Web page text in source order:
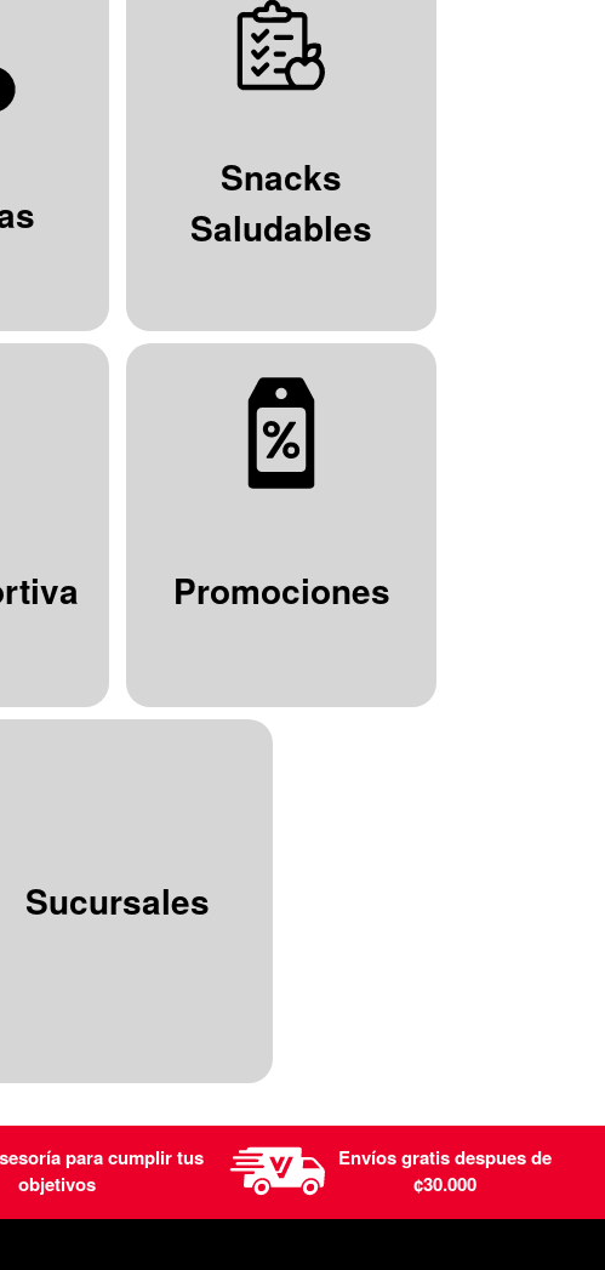
Snacks
Saludables
Promociones
Sucursales
para cumplir tus
objetivos
Envíos gratis despues de
¢30.000